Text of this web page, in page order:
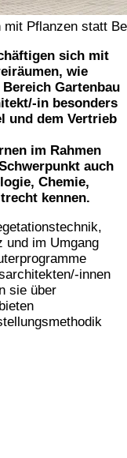
mit Pflanzen statt
sich mit
wie
Gartenbau
in besonders
und dem Vertrieb
im Rahmen
auch
Chemie,
kennen.
und im Umgang
innen
sie über